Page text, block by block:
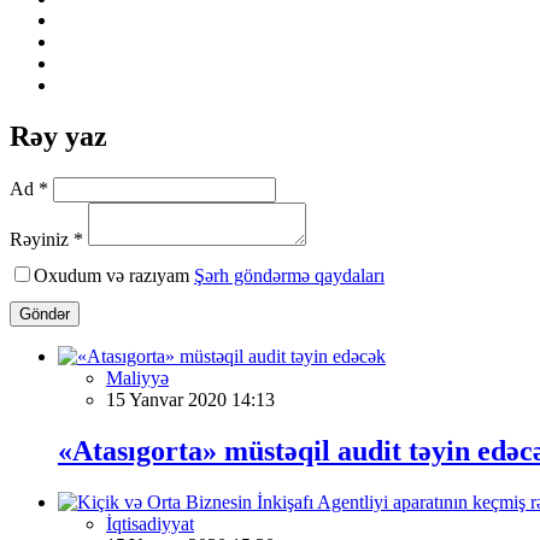
Rəy yaz
Ad *
Rəyiniz *
Oxudum və razıyam Şərh göndərmə qaydaları
Göndər
Maliyyə
15 Yanvar 2020 14:13
«Atasıgorta» müstəqil audit təyin
İqtisadiyyat